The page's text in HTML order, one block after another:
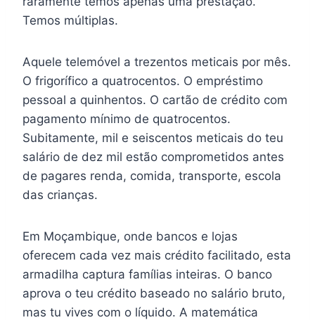
Temos múltiplas.
Aquele telemóvel a trezentos meticais por mês.
O frigorífico a quatrocentos. O empréstimo
pessoal a quinhentos. O cartão de crédito com
pagamento mínimo de quatrocentos.
Subitamente, mil e seiscentos meticais do teu
salário de dez mil estão comprometidos antes
de pagares renda, comida, transporte, escola
das crianças.
Em Moçambique, onde bancos e lojas
oferecem cada vez mais crédito facilitado, esta
armadilha captura famílias inteiras. O banco
aprova o teu crédito baseado no salário bruto,
mas tu vives com o líquido. A matemática